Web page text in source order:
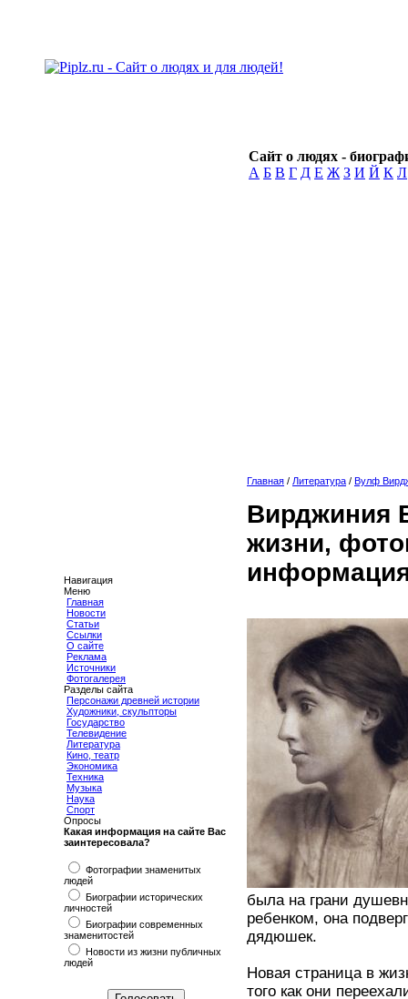
Сайт о людях -
А Б В Г Д Е Ж З И Й К Л
Навигация
Меню
Главная
Новости
Статьи
Ссылки
О сайте
Реклама
Источники
Фотогалерея
Разделы сайта
Персонажи древней истории
Художники, скульпторы
Государство
Телевидение
Литература
Кино, театр
Экономика
Техника
Музыка
Наука
Спорт
Опросы
Какая информация на сайте Вас
заинтересовала?
Фотографии знаменитых
людей
Биографии исторических
личностей
Биографии современных
знаменитостей
Новости из жизни публичных
людей
Главная / Литература / Вулф
Вирджиния
жизни,
была на грани
ребенком, она
дядюшек.
Новая страница в
того как они